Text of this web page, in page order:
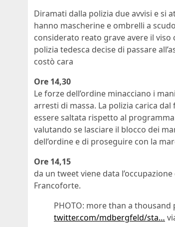
Diramati dalla polizia due avvisi e si
hanno mascherine e ombrelli a
considerato reato grave avere il
polizia tedesca decise di passare
costò cara
Ore 14,30
Le forze dell’ordine minacciano i
arresti di massa. La polizia carica
essere saltata rispetto al
valutando se lasciare il blocco dei
dell’ordine e di proseguire con la
Ore 14,15
da un tweet viene data
Francoforte.
PHOTO: more than a
twitter.com/mdbergfeld/sta…